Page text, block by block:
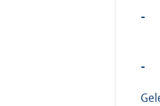
-
-